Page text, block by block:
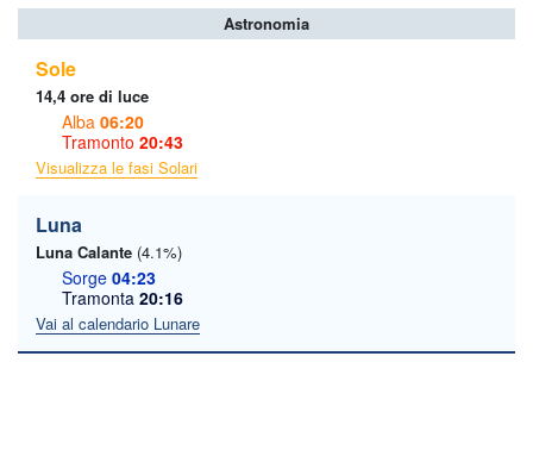
Astronomia
Sole
14,4 ore di luce
Alba 06:20
Tramonto 20:43
Visualizza le fasi Solari
Luna
Luna Calante (4.1%)
Sorge 04:23
Tramonta 20:16
Vai al calendario Lunare